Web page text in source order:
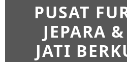
PUSAT
JEPARA
JATI